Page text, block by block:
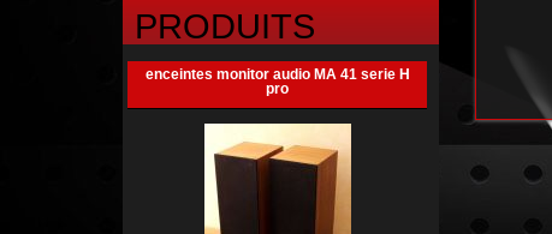
PRODUITS
enceintes monitor audio MA 41 serie H
pro